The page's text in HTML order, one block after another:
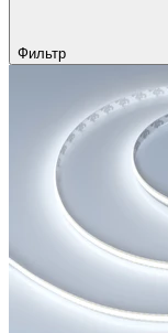
Фильтр